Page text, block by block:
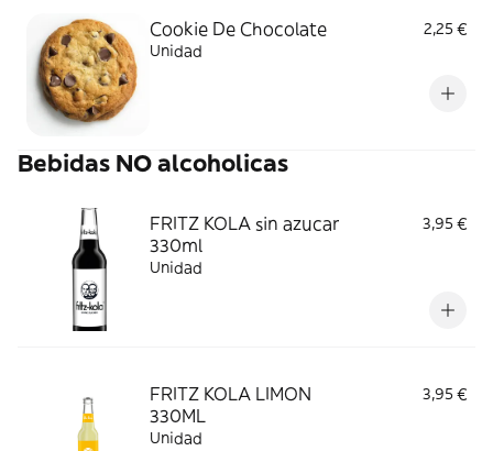
Cookie De Chocolate
2,25 €
Unidad
Bebidas NO alcoholicas
FRITZ KOLA sin azucar
330ml
3,95 €
Unidad
FRITZ KOLA LIMON
330ML
3,95 €
Unidad